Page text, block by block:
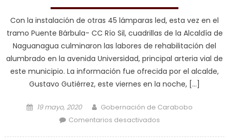
Con la instalación de otras 45 lámparas led, esta vez en el
tramo Puente Bárbula- CC Río Sil, cuadrillas de la Alcaldía de
Naguanagua culminaron las labores de rehabilitación del
alumbrado en la avenida Universidad, principal arteria vial de
este municipio. La información fue ofrecida por el alcalde,
Gustavo Gutiérrez, este viernes en la noche, […]
Posted on
19 mayo, 2020 Author
Gobernación de Carabobo
Comentarios desactivados